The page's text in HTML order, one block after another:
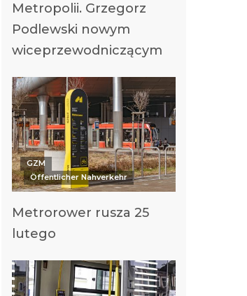
Metropolii. Grzegorz
Podlewski nowym
wiceprzewodniczącym
GZM
Öffentlicher Nahverkehr
Metrorower rusza 25
lutego